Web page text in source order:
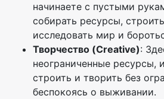
начинаете с пустыми
собирать ресурсы,
исследовать мир и
Творчество (Creative):
неограниченные ресурсы,
строить и творить без
беспокоясь о выживании.